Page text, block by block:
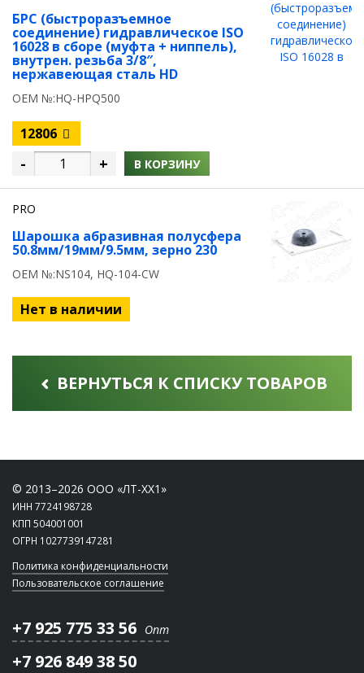
БРС (быстроразъемное
соединение) гидравлическое ISO
16028 в сборе (муфта + ниппель),
внутрен. резьба 3/8″,
нержавеющая сталь HD
OEM №:HQ-HPQ500
12806
- + В КОРЗИНУ
PRO
Шарошка абразивная полусфера
50.8мм/19мм/9.5мм, зерно 230
OEM №:NS104, HQ-104-CW
Нет в наличии
ВЕРНУТЬСЯ К СПИСКУ ТОВАРОВ
© 2013–2026 ООО «ЛТ-ХХ1»
ИНН 7724198728
КПП 504001001
ОГРН 1027739147281
Политика конфиденциальности
Пользовательское соглашение
+7 925 775 33 56 Опт
+7 926 849 38 50